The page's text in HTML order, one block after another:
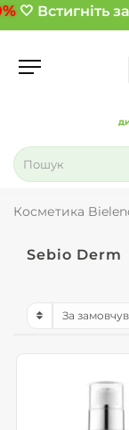
🤍 Встигніть
Косметика
Sebio Derm